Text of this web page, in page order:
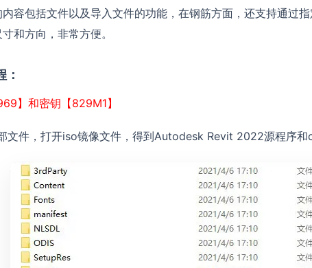
容包括文件以及导入文件的功能，在钢筋方面，还支持通过
和方向，非常方便。
】和密钥【829M1】
文件，打开iso镜像文件，得到Autodesk Revit 2022源程序和